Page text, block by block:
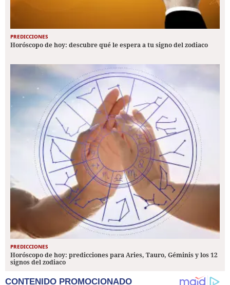
PREDICCIONES
Horóscopo de hoy: descubre qué le espera a tu signo del zodiaco
PREDICCIONES
Horóscopo de hoy: predicciones para Aries, Tauro, Géminis y los 12
signos del zodiaco
CONTENIDO PROMOCIONADO